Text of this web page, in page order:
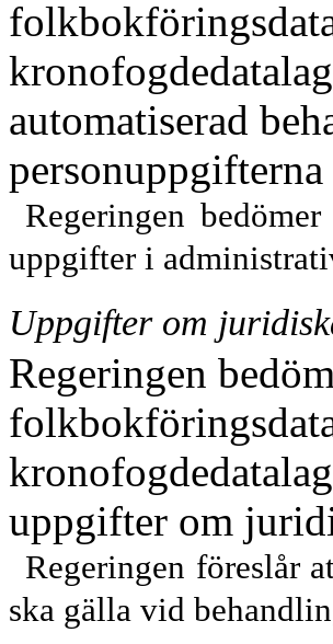
automatiserad
Regeringen
uppgifter i
Uppgifter om
Regeringen
uppgifter om
Regeringen föreslår
ska gälla vid